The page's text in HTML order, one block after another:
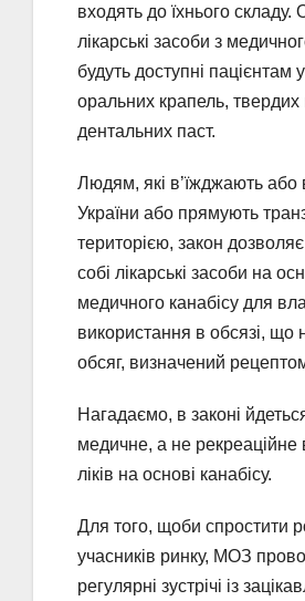
входять до їхнього складу.
лікарські засоби з
будуть доступні пацієнтам
оральних крапель, твердих
дентальних паст.
Людям, які в’їжджають або
України або прямують
територією, закон
собі лікарські засоби на
медичного канабісу для
використання в обсязі, що
обсяг, визначений
Нагадаємо, в законі
медичне, а не рекреаційне
ліків на основі канабісу.
Для того, щоби спростити
учасників ринку, МОЗ
регулярні зустрічі із